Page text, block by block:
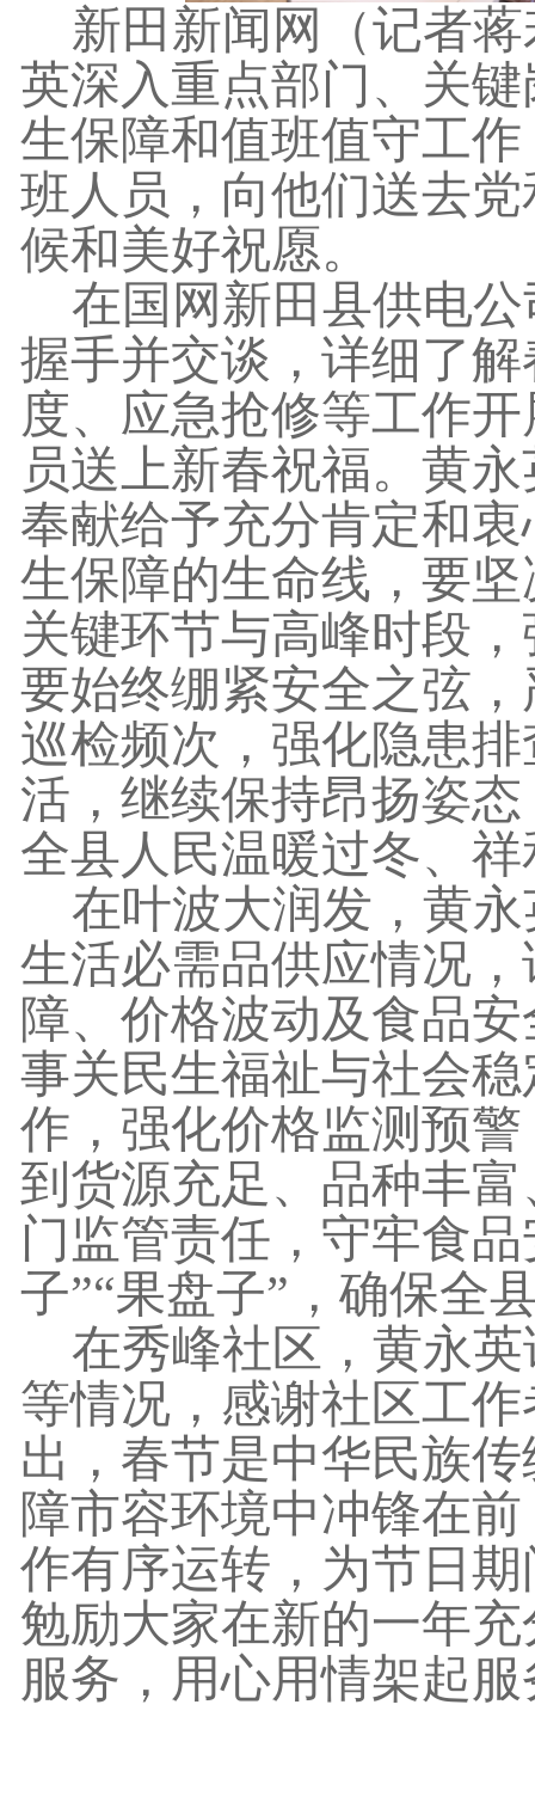
新田新闻网（记者
英深入重点部门、关
生保障和值班值守工
班人员，向他们送去
候和美好祝愿。
在国网新田县供电
握手并交谈，详细了
度、应急抢修等工作
员送上新春祝福。黄
奉献给予充分肯定和
生保障的生命线，要
关键环节与高峰时段
要始终绷紧安全之弦
巡检频次，强化隐患
活，继续保持昂扬姿
全县人民温暖过冬、
在叶波大润发，黄
生活必需品供应情况
障、价格波动及食品
事关民生福祉与社会
作，强化价格监测预
到货源充足、品种丰
门监管责任，守牢食
子”“果盘子”，确保全
在秀峰社区，黄永
等情况，感谢社区工
出，春节是中华民族
障市容环境中冲锋在
作有序运转，为节日
勉励大家在新的一年
服务，用心用情架起